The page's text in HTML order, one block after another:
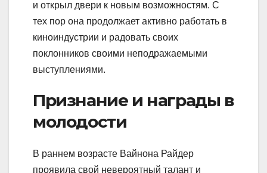
и открыл двери к новым возможностям. С
тех пор она продолжает активно работать в
киноиндустрии и радовать своих
поклонников своими неподражаемыми
выступлениями.
Признание и награды в
молодости
В раннем возрасте Вайнона Райдер
проявила свой невероятный талант и